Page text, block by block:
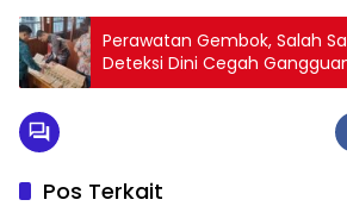
Perawatan Gembok, Salah
Deteksi Dini Cegah
Lapas Pekanbaru
Pos Terkait